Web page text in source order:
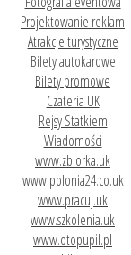
Projektowanie reklam
Atrakcje turystyczne
Bilety autokarowe
Bilety promowe
Czateria UK
Rejsy Statkiem
Wiadomości
www.zbiorka.uk
www.polonia24.co.uk
www.pracuj.uk
www.szkolenia.uk
www.otopupil.pl